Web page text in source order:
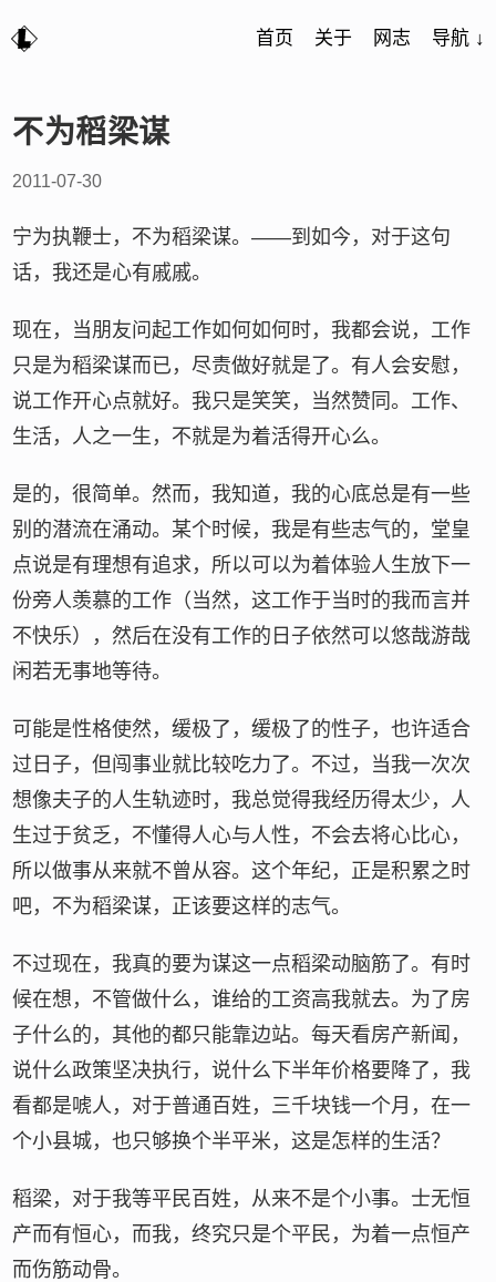
首页 关于 网志 导航 ↓
不为稻梁谋
2011-07-30
宁为执鞭士，不为稻梁谋。——到如今，对于这句
话，我还是心有戚戚。
现在，当朋友问起工作如何如何时，我都会说，工作
只是为稻梁谋而已，尽责做好就是了。有人会安慰，
说工作开心点就好。我只是笑笑，当然赞同。工作、
生活，人之一生，不就是为着活得开心么。
是的，很简单。然而，我知道，我的心底总是有一些
别的潜流在涌动。某个时候，我是有些志气的，堂皇
点说是有理想有追求，所以可以为着体验人生放下一
份旁人羡慕的工作（当然，这工作于当时的我而言并
不快乐），然后在没有工作的日子依然可以悠哉游哉
闲若无事地等待。
可能是性格使然，缓极了，缓极了的性子，也许适合
过日子，但闯事业就比较吃力了。不过，当我一次次
想像夫子的人生轨迹时，我总觉得我经历得太少，人
生过于贫乏，不懂得人心与人性，不会去将心比心，
所以做事从来就不曾从容。这个年纪，正是积累之时
吧，不为稻梁谋，正该要这样的志气。
不过现在，我真的要为谋这一点稻梁动脑筋了。有时
候在想，不管做什么，谁给的工资高我就去。为了房
子什么的，其他的都只能靠边站。每天看房产新闻，
说什么政策坚决执行，说什么下半年价格要降了，我
看都是唬人，对于普通百姓，三千块钱一个月，在一
个小县城，也只够换个半平米，这是怎样的生活？
稻梁，对于我等平民百姓，从来不是个小事。士无恒
产而有恒心，而我，终究只是个平民，为着一点恒产
而伤筋动骨。